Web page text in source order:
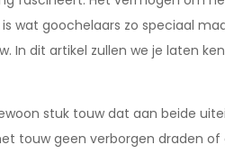
wat goochelaars zo speciaal
In dit artikel zullen we je laten
stuk touw dat aan beide
touw geen verborgen draden